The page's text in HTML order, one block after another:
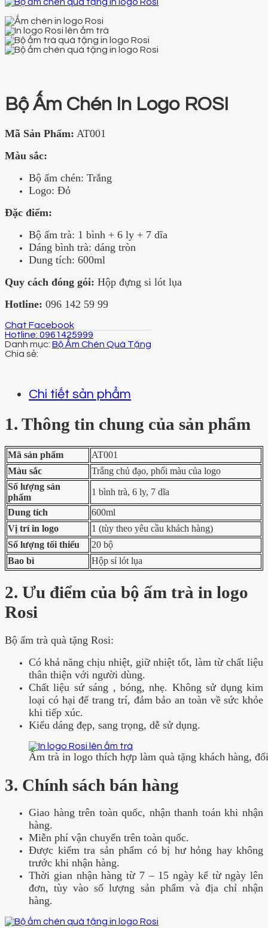
Bộ Ấm Chén In Logo ROSI
Mã Sản Phẩm: AT001
Màu sắc:
Bộ ấm chén: Trắng
Logo: Đỏ
Đặc điểm:
Bộ ấm trà: 1 bình + 6 ly + 7 dĩa
Dáng bình trà: dáng tròn
Dung tích: 600ml
Quy cách đóng gói: Hộp đựng si lót lụa
Hotline: 096 142 59 99
Chat Facebook
Hotline: 0961425999
Danh mục: Bộ Ấm Chén Quà Tặng
Chi tiết sản phẩm
1. Thông tin chung của sản phẩm
Mã sản phẩm
AT001
Màu sắc
Trắng chủ đạo, phối màu của logo
Số lượng sản
phẩm
1 bình trà, 6 ly, 7 dĩa
Dung tích
600ml
Vị trí in logo
1 (tùy theo yêu cầu khách hàng)
Số lượng tối thiểu
20 bộ
Bao bì
Hộp sỉ lót lụa
2. Ưu điểm của bộ ấm trà in logo
Rosi
Bộ ấm trà quà tặng Rosi:
Có khả năng chịu nhiệt, giữ nhiệt tốt, làm từ chất liệu
thân thiện với người dùng.
Chất liệu sứ sáng , bóng, nhẹ. Không sử dụng kim
loại có hại để trang trí, đảm bảo an toàn về sức khỏe
khi tiếp xúc.
Kiểu dáng đẹp, sang trọng, dễ sử dụng.
Ấm trà in logo thích hợp làm quà tặng khách hàng,
3. Chính sách bán hàng
Giao hàng trên toàn quốc, nhận thanh toán khi nhận
hàng.
Miễn phí vận chuyển trên toàn quốc.
Được kiểm tra sản phẩm có bị hư hỏng hay không
trước khi nhận hàng.
Thời gian nhận hàng từ 7 – 15 ngày kể từ ngày lên
đơn, tùy vào số lượng sản phẩm và địa chỉ nhận
hàng.